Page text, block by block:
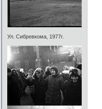
Ул. Сибревкома, 1977г.